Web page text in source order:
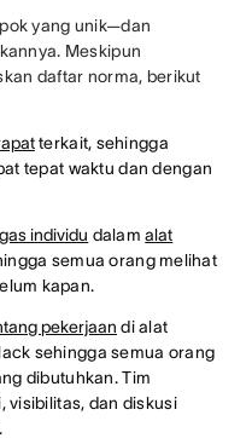
yang unik—dan
Meskipun
daftar norma, berikut
terkait, sehingga
tepat waktu dan dengan
individu dalamalat
semua orang melihat
kapan.
pekerjaan di alat
sehingga semua orang
dibutuhkan. Tim
visibilitas, dan diskusi